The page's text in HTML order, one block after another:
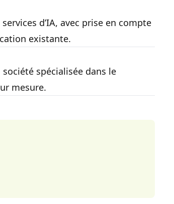
d’IA, avec prise en compte
existante.
spécialisée dans le
mesure.